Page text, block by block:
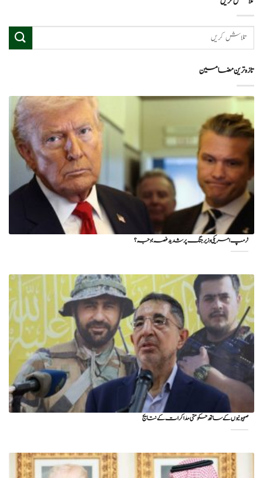
تازہ ترین مضامین
ٹرمپ امریکی وزیر جنگ پر شدید غصہ؛ وجہ ؟
صہیونیوں کے ساتھ حکومتی مذاکرات کے نتایج